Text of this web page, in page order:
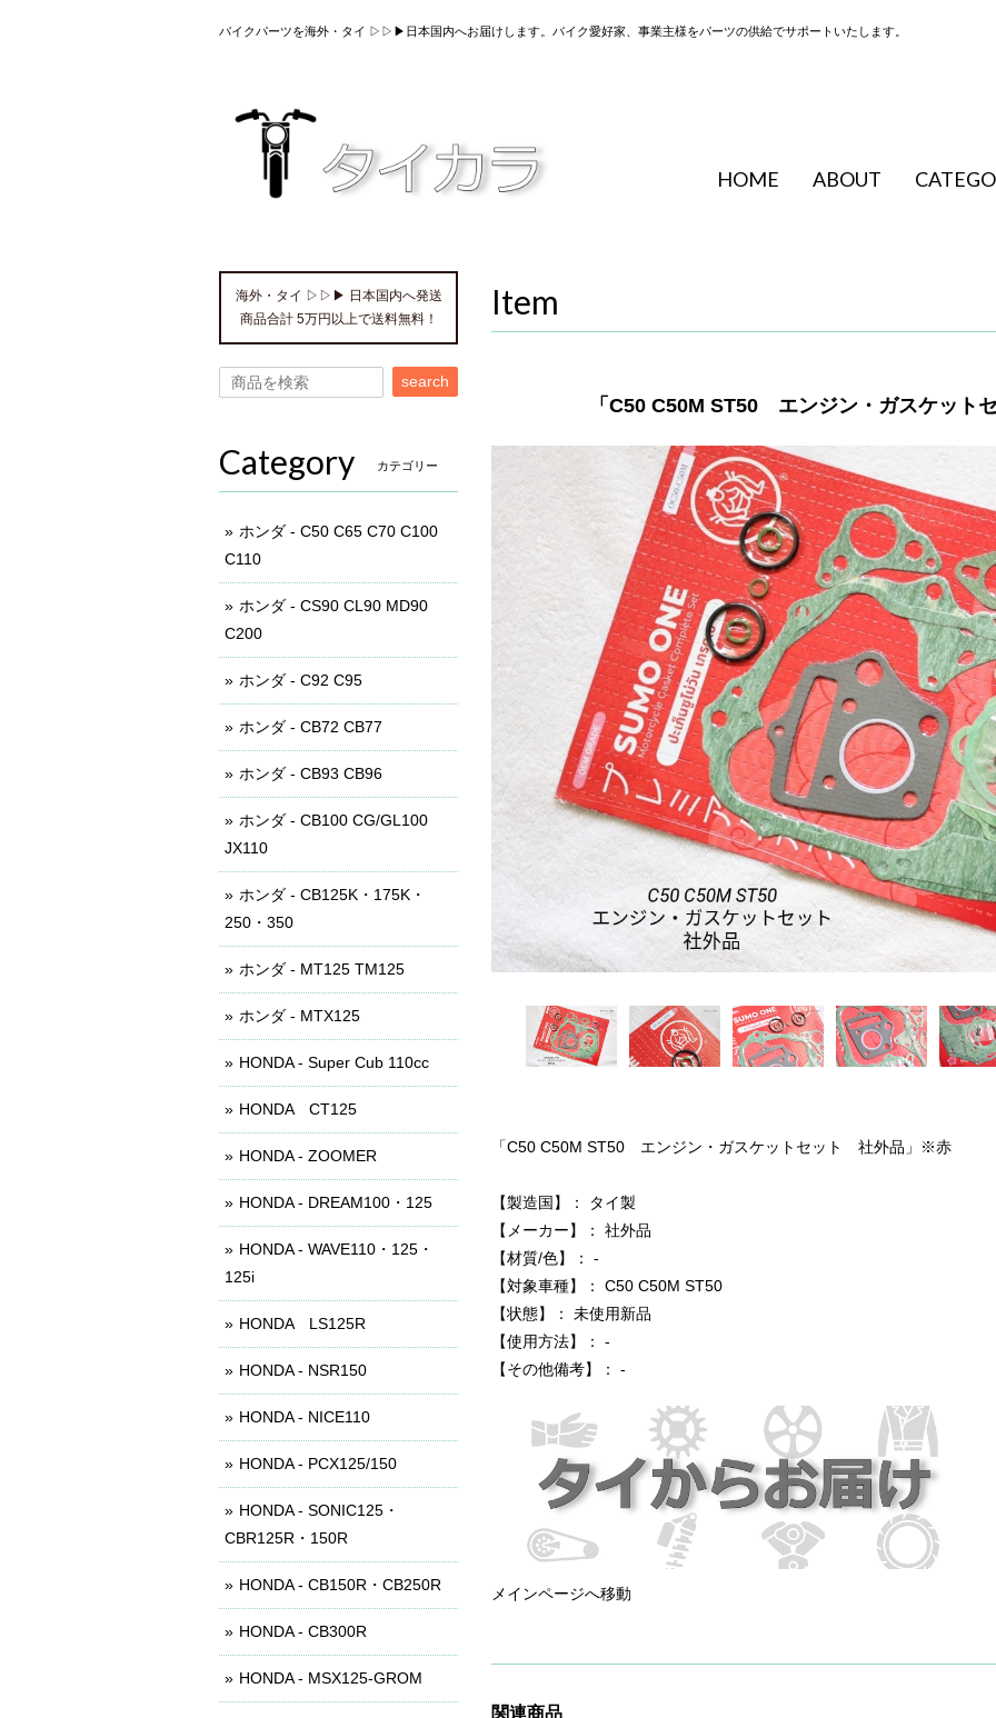
バイクパーツを海外・タイ ▷▷▶日本国内へお届けします。バイク愛好家、事業主様をパーツの供給でサポートいたします。
HOME ABOUT
Item
「C50 C50M ST50 エンジン・ガスケッ
「C50 C50M ST50 エンジン・ガスケットセット 社外品」※赤
【製造国】： タイ製
【メーカー】： 社外品
【材質/色】： -
【対象車種】： C50 C50M ST50
【状態】： 未使用新品
【使用方法】： -
【その他備考】： -
メインページへ移動
関連商品
海外・タイ ▷▷▶ 日本国内へ発送
商品合計 5万円以上で送料無料！
search
Category カテゴリー
ホンダ - C50 C65 C70 C100
C110
ホンダ - CS90 CL90 MD90
C200
ホンダ - C92 C95
ホンダ - CB72 CB77
ホンダ - CB93 CB96
ホンダ - CB100 CG/GL100
JX110
ホンダ - CB125K・175K・
250・350
ホンダ - MT125 TM125
ホンダ - MTX125
HONDA - Super Cub 110cc
HONDA CT125
HONDA - ZOOMER
HONDA - DREAM100・125
HONDA - WAVE110・125・
125i
HONDA LS125R
HONDA - NSR150
HONDA - NICE110
HONDA - PCX125/150
HONDA - SONIC125・
CBR125R・150R
HONDA - CB150R・CB250R
HONDA - CB300R
HONDA - MSX125-GROM